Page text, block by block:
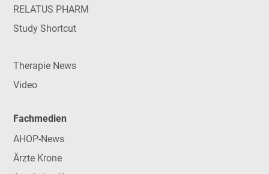
RELATUS PHARM
Study Shortcut
Therapie News
Video
Fachmedien
AHOP-News
Ärzte Krone